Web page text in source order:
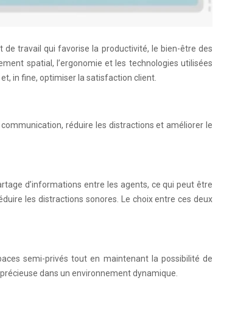
de travail qui favorise la productivité, le bien-être des
spatial, l’ergonomie et les technologies utilisées
in fine, optimiser la satisfaction client.
réduire les distractions et améliorer le
d’informations entre les agents, ce qui peut être
les distractions sonores. Le choix entre ces deux
semi-privés tout en maintenant la possibilité de
dans un environnement dynamique.